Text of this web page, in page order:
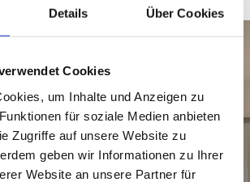
Details Über Cookies
Cookies
um Inhalte und Anzeigen zu
für soziale Medien anbieten
Zugriffe auf unsere Website zu
geben wir Informationen zu Ihrer
Website an unsere Partner für
DRAUF